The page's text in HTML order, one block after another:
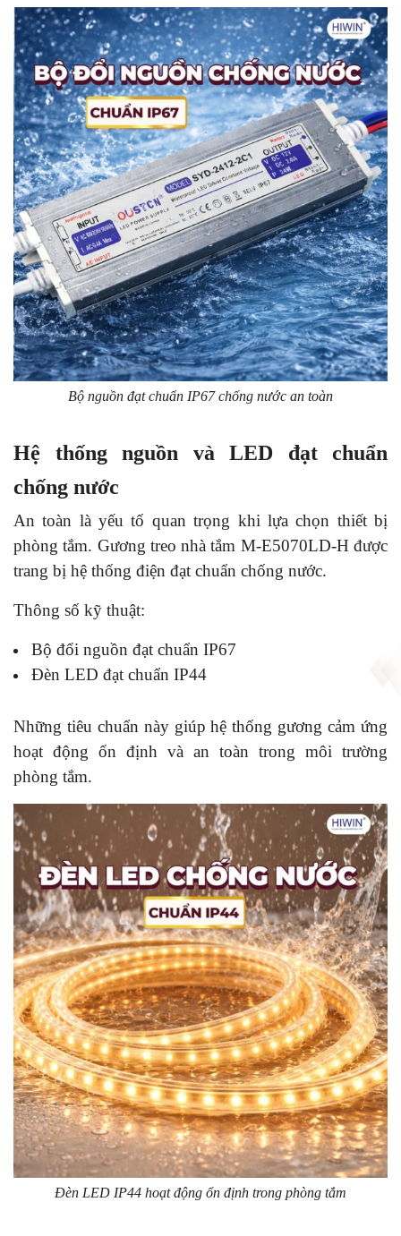
Bộ nguồn đạt chuẩn IP67 chống nước an toàn
Hệ thống nguồn và LED đạt chuẩn
chống nước
An toàn là yếu tố quan trọng khi lựa chọn thiết bị
phòng tắm. Gương treo nhà tắm M-E5070LD-H được
trang bị hệ thống điện đạt chuẩn chống nước.
Thông số kỹ thuật:
Bộ đổi nguồn đạt chuẩn IP67
Đèn LED đạt chuẩn IP44
Những tiêu chuẩn này giúp hệ thống gương cảm ứng
hoạt động ổn định và an toàn trong môi trường
phòng tắm.
Đèn LED IP44 hoạt động ổn định trong phòng tắm